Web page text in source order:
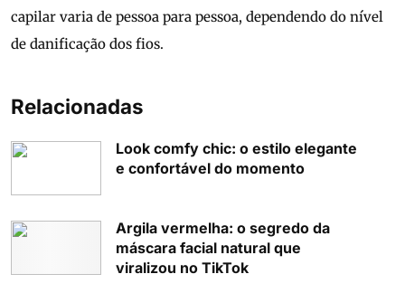
capilar varia de pessoa para pessoa, dependendo do nível
de danificação dos fios.
Relacionadas
Look comfy chic: o estilo elegante
e confortável do momento
Argila vermelha: o segredo da
máscara facial natural que
viralizou no TikTok